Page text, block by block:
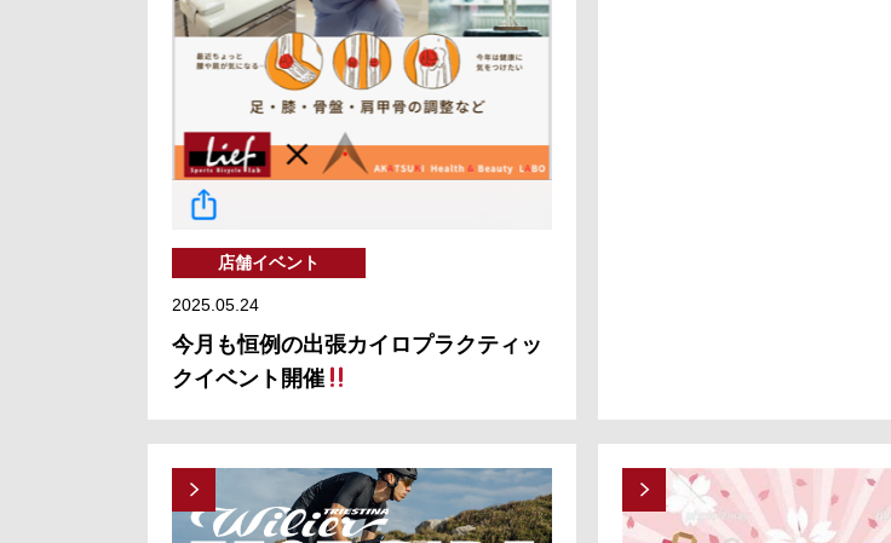
店舗イベント
2025.05.24
今月も恒例の出張カイロプラクティッ
クイベント開催